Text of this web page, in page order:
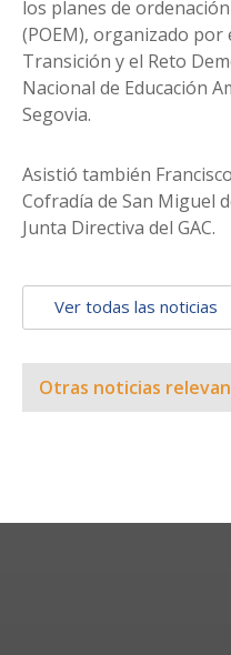
los planes de
(POEM), organizado
Transición y el Reto
Nacional de Educación
Segovia.
Asistió también
Cofradía de San Miguel
Junta Directiva del GAC.
Ver todas las noticias
Otras noticias